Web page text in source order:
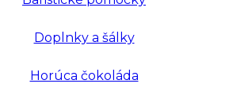
Doplnky a šálky
Horúca čokoláda